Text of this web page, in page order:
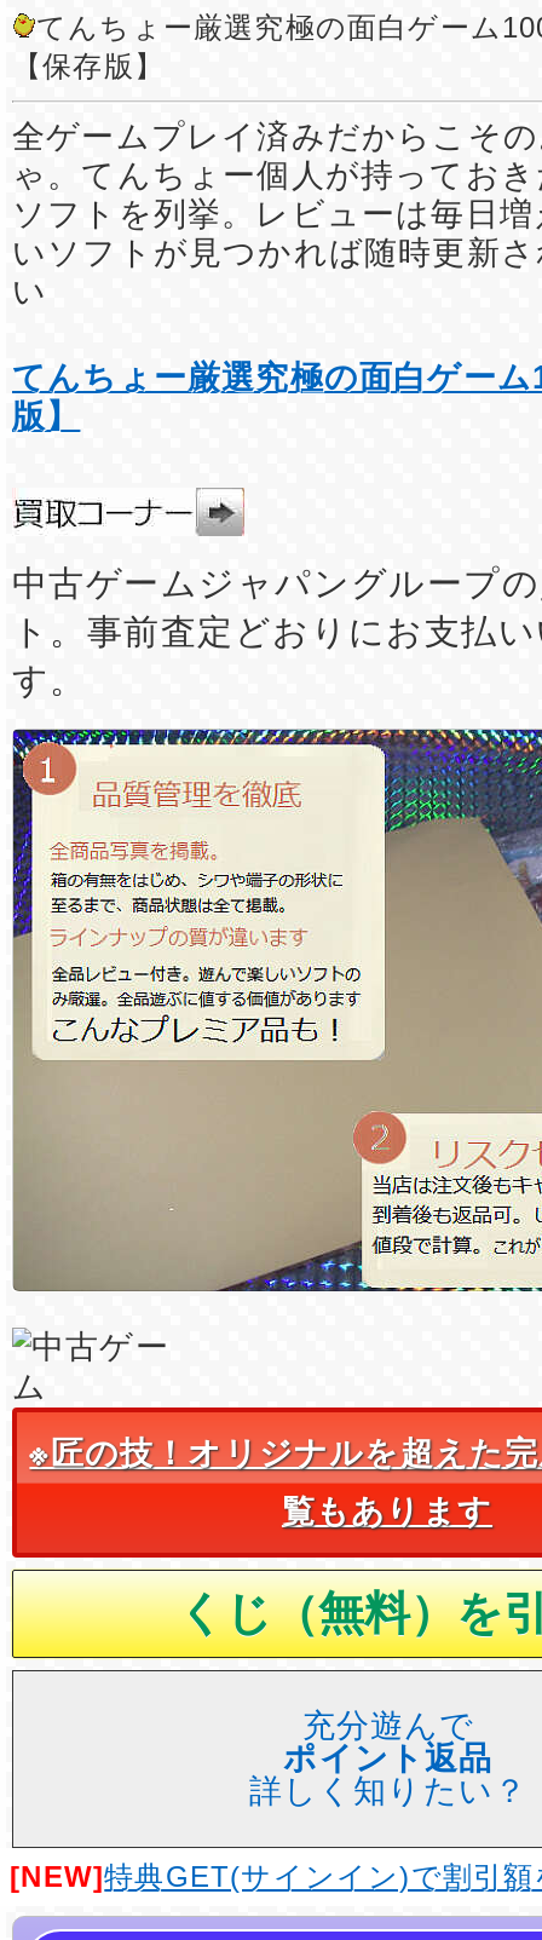
てんちょー厳選究極の面白ゲーム
【保存版】
全ゲームプレイ済みだからこそ
ゃ。てんちょー個人が持ってお
ソフトを列挙。レビューは毎日
いソフトが見つかれば随時更新
い
てんちょー厳選究極の面白ゲー
版】
中古ゲームジャパングループ
ト。事前査定どおりにお支払
す。
※匠の技！オリジナルを超えた
覧もあります
充分遊んで
ポイント返品
詳しく知りたい？
[NEW]特典GET(サインイン)で割引